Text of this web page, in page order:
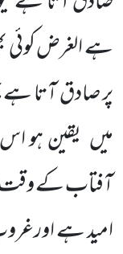
ہے الغرض کوئی
پر صادق آتا
میں یقین ہو
آفتاب کے وقت
امید ہے